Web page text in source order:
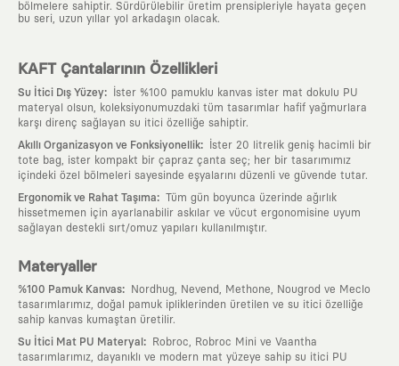
bölmelere sahiptir. Sürdürülebilir üretim prensipleriyle hayata geçen
bu seri, uzun yıllar yol arkadaşın olacak.
KAFT Çantalarının Özellikleri
Su İtici Dış Yüzey:
İster %100 pamuklu kanvas ister mat dokulu PU
materyal olsun, koleksiyonumuzdaki tüm tasarımlar hafif yağmurlara
karşı direnç sağlayan su itici özelliğe sahiptir.
Akıllı Organizasyon ve Fonksiyonellik:
İster 20 litrelik geniş hacimli bir
tote bag, ister kompakt bir çapraz çanta seç; her bir tasarımımız
içindeki özel bölmeleri sayesinde eşyalarını düzenli ve güvende tutar.
Ergonomik ve Rahat Taşıma: Tüm gün boyunca üzerinde ağırlık
hissetmemen için ayarlanabilir askılar ve vücut ergonomisine uyum
sağlayan destekli sırt/omuz yapıları kullanılmıştır.
Materyaller
%100 Pamuk Kanvas:
Nordhug, Nevend, Methone, Nougrod ve Meclo
tasarımlarımız, doğal pamuk ipliklerinden üretilen ve su itici özelliğe
sahip kanvas kumaştan üretilir.
Su İtici Mat PU Materyal :
Robroc, Robroc Mini ve Vaantha
tasarımlarımız, dayanıklı ve modern mat yüzeye sahip su itici PU